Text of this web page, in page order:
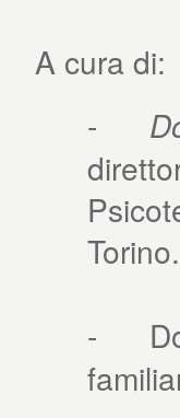
A cura di:
-
Torino.
-